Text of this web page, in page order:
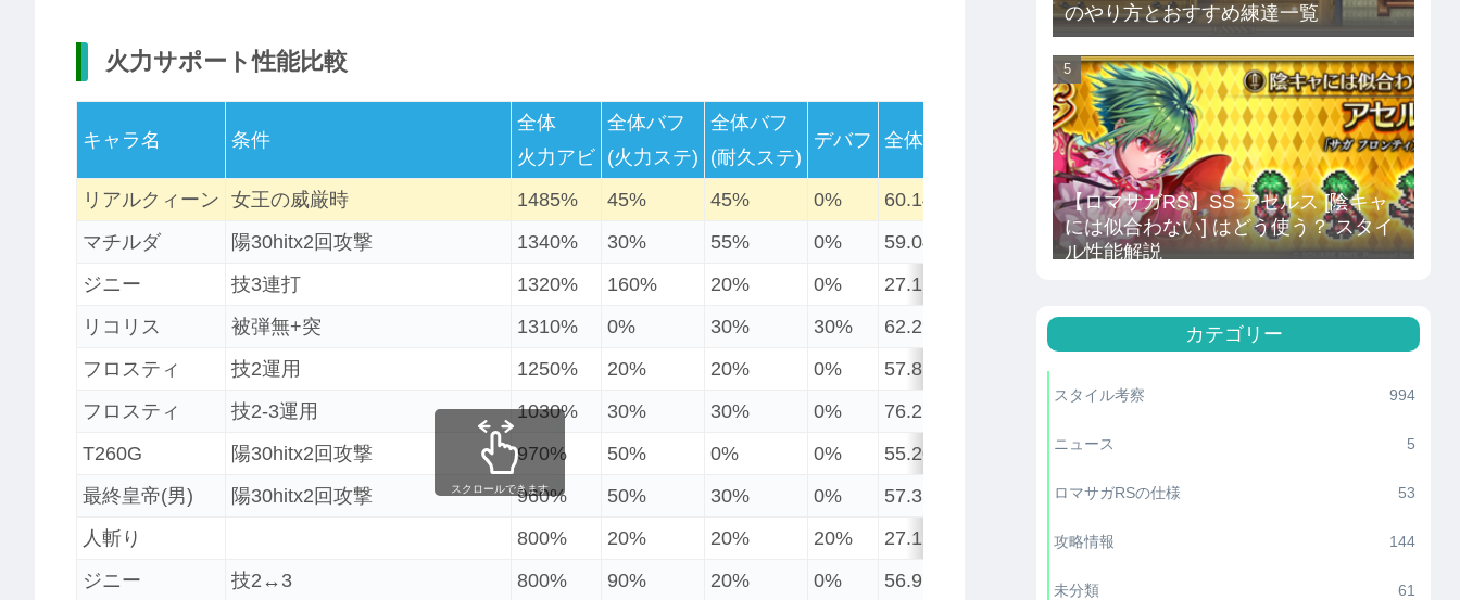
火力サポート性能比較
キャラ名 条件
全体
火力アビ
全体バフ
(火力ステ)
全体バフ
(耐久ステ)
デバフ 全体軽減
全体
HP回復
リアルクィーン 女王の威厳時 1485% 45% 45% 0% 60.14%
1600/3T毎
マチルダ
陽30hitx2回攻撃 1340% 30% 55% 0% 59.04%
800
ジニー
技3連打 1320% 160% 20% 0% 27.12%
リコリス
被弾無+突 1310% 0% 30% 30% 62.29%
フロスティ
技2運用 1250% 20% 20% 0% 57.81%
フロスティ
技2-3運用 1030% 30% 30% 0% 76.27%
T260G
陽30hitx2回攻撃 970% 50% 0% 0% 55.20%
800
最終皇帝(男)
陽30hitx2回攻撃 960% 50% 30% 0% 57.35%
1200
人斬り
800% 20% 20% 20% 27.12%
–
ジニー
技2↔︎3 800% 90% 20% 0% 56.97%
400
スクロールできます
のやり方とおすすめ練達一覧
【ロマサガRS】SS アセルス [陰キャ
には似合わない] はどう使う？ スタイ
ル性能解説
カテゴリー
スタイル考察 994
ニュース 5
ロマサガRSの仕様 53
攻略情報 144
未分類 61